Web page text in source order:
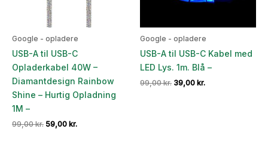
Google - opladere
USB-A til USB-C
Opladerkabel 40W –
Diamantdesign Rainbow
Shine – Hurtig Opladning
1M –
99,00kr. Den
59,00 kr.Den
Google - opladere
USB-A til USB-C Kabel med
LED Lys. 1m. Blå –
99,00kr. Den
39,00 kr.Den